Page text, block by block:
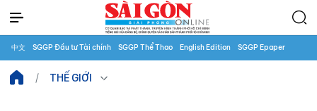
中文 SGGP Đầu tư Tài chính SGGP Thể Thao English Edition SGGP Epaper
THẾ GIỚI